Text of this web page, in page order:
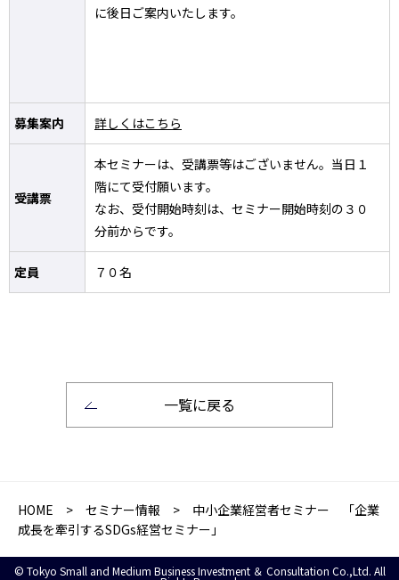
に後日ご案内いたします。
募集案内 詳しくはこちら
受講票
本セミナーは、受講票等はございません。当日１
階にて受付願います。
なお、受付開始時刻は、セミナー開始時刻の３０
分前からです。
定員 ７０名
一覧に戻る
HOME > セミナー情報 > 中小企業経営者セミナー 「企業
成長を牽引するSDGs経営セミナー」
© Tokyo Small and Medium Business Investment ＆ Consultation Co.,Ltd. All